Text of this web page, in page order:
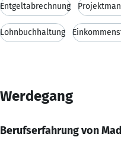
Entgeltabrechnung
Lohnbuchhaltung
Werdegang
Berufserfahrung von